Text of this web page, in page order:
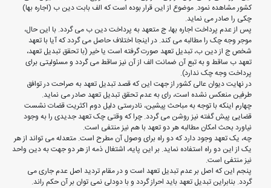
کشور مشاهده نمود. موضوع از این قرار بوده است که الف بابت دین ب (اجاره بها)
چکی را صادر می نماید.
پس از عدم پرداخت اجاره بها، ج متعهد به پرداخت دین ب می گردد. با این حال،
موجر وجه چک را مطالبه می کند. در اینجا اختلاف حاصل می گردد که آیا با تعهد
شخص ج از دین ب، تبدیل تعهد صورت گرفته است یا خیر (با تحقق تبدیل تعهد،
تعهد ب ساقط و به تبع آن ضمانت الف از آن نیز ساقط می گردد و مسئولیتی برای
پرداخت وجه چک ندارد).
در نهایت دیوان عالی کشور از جهت این که قصد تبدیل تعهد به صراحت در توافق
طرفین منعکس نشده است، رای به عدم تحقق تبدیل تعهد صادر می نماید.
چهارم اینکه با توجه به مباحث پیشین، نادرستی دلیل دوم اکثریت قضات نشست
قضایی پیش گفته نیز روشن می گردد. چرا که وقتی چک تعهد جدیدی را به وجود
نیاورد بحث امکان مطالبه هر دو تعهد با هم نیز منتفی است.
چه، یک تعهد وجود دارد که دو راه برای وصول آن مطرح است. متعدله می تواند از هر
یک از این دو راه استفاده نماید. بر این پایه، اشتغال ذمه از هر دو جهت به دین واحد
نیز منتفی است.
پنجم این که اصل بر عدم تبدیل تعهد است و در مقام تردید اصل عدم جاری می
گردد. بنابراین تبدیل تعهد باید احراز گردد و با دودلی نمی توان بر آن حکم راند.